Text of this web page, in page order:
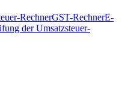
RechnerGST-RechnerE-
der Umsatzsteuer-